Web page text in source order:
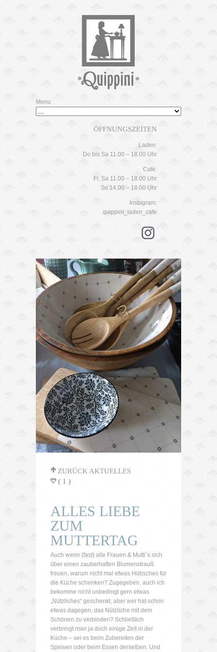
Menu
ÖFFNUNGSZEITEN
Laden:
Do bis Sa 11.00 – 18.00 Uhr
Café:
Fr, Sa 11.00 – 18.00 Uhr
So 14.00 – 18.00 Uhr
Instagram:
quippini_laden_cafe
' ZURÜCK AKTUELLES
= ( 1 )
ALLES LIEBE
ZUM
MUTTERTAG
Auch wenn (fast) alle Frauen & Mutti`s sich
über einen zauberhaften Blumenstrauß
freuen, warum nicht mal etwas Hübsches für
die Küche schenken? Zugegeben, auch ich
bekomme nicht unbedingt gern etwas
„Nützliches“ geschenkt, aber wer hat schon
etwas dagegen, das Nützliche mit dem
Schönen zu verbinden? Schließlich
verbringt man ja doch einige Zeit in der
Küche – sei es beim Zubereiten der
Speisen oder beim Essen derselben. Und